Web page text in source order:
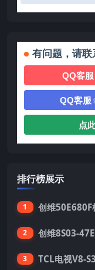
有问题，请联
QQ客
QQ客服
点
排行榜展示
1 创维50E680F
2 创维8S03-
3